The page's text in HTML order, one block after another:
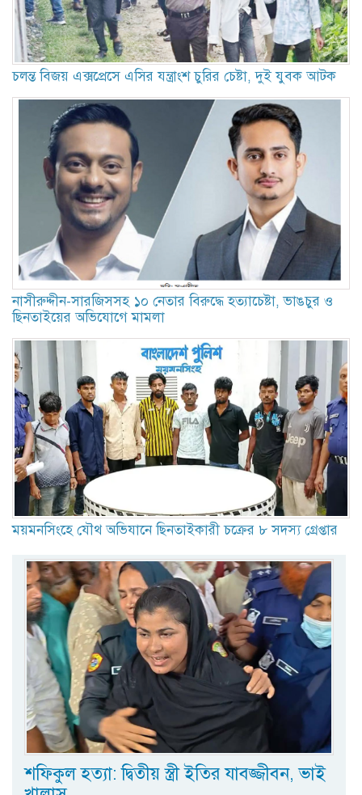
চলন্ত বিজয় এক্সপ্রেসে এসির যন্ত্রাংশ চুরির চেষ্টা, দুই যুবক আটক
নাসীরুদ্দীন-সারজিসসহ ১০ নেতার বিরুদ্ধে হত্যাচেষ্টা, ভাঙচুর ও
ছিনতাইয়ের অভিযোগে মামলা
ময়মনসিংহে যৌথ অভিযানে ছিনতাইকারী চক্রের ৮ সদস্য গ্রেপ্তার
শফিকুল হত্যা: দ্বিতীয় স্ত্রী ইতির যাবজ্জীবন, ভাই